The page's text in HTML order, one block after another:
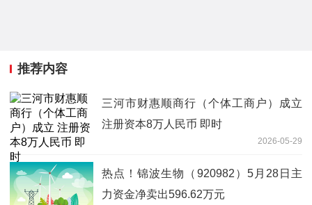
推荐内容
三河市财惠顺商行（个体工商户）成立
注册资本8万人民币 即时
2026-05-29
热点！锦波生物（920982）5月28日主
力资金净卖出596.62万元